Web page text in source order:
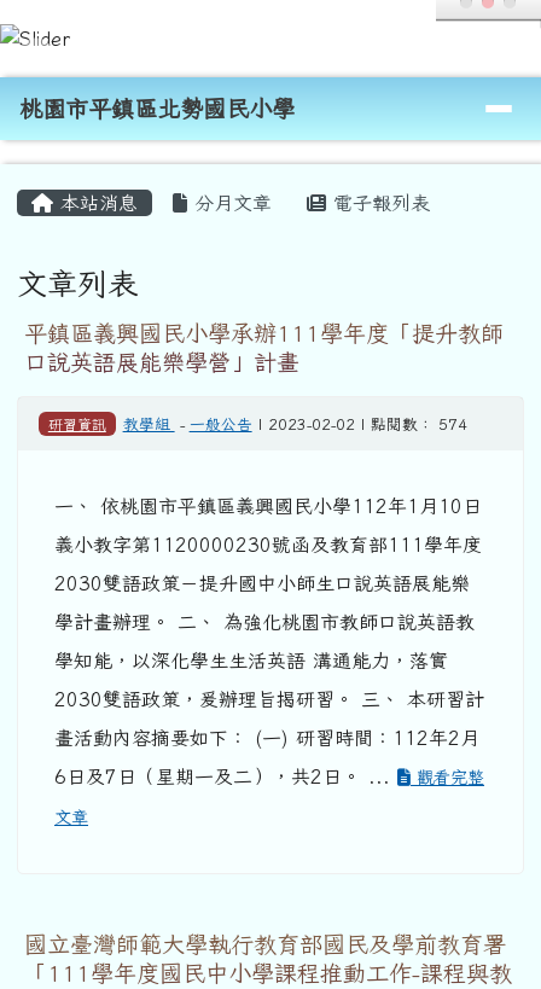
跳至主內容區
桃園市平鎮區北勢國民小學
導覽列
桃園市平鎮區北勢國民小學
本站消息 分月文章 電子報列表
文章列表
平鎮區義興國民小學承辦111學年度「提升教師
口說英語展能樂學營」計畫
研習資訊 教學組 - 一般公告 | 2023-02-02 | 點閱數： 574
一、 依桃園市平鎮區義興國民小學112年1月10日
義小教字第1120000230號函及教育部111學年度
2030雙語政策－提升國中小師生口說英語展能樂
學計畫辦理。 二、 為強化桃園市教師口說英語教
學知能，以深化學生生活英語 溝通能力，落實
2030雙語政策，爰辦理旨揭研習。 三、 本研習計
畫活動內容摘要如下： (一) 研習時間：112年2月
6日及7日（星期一及二），共2日。 ...
觀看完整
文章
國立臺灣師範大學執行教育部國民及學前教育署
「111學年度國民中小學課程推動工作-課程與教